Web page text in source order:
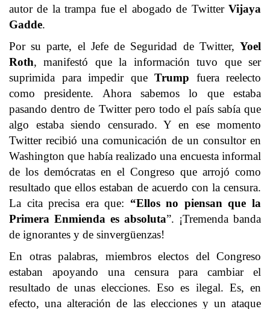
autor de la trampa fue el abogado de Twitter Vijaya
Gadde.
Por su parte, el Jefe de Seguridad de Twitter, Yoel
Roth, manifestó que la información tuvo que ser
suprimida para impedir que Trump fuera reelecto
como presidente. Ahora sabemos lo que estaba
pasando dentro de Twitter pero todo el país sabía que
algo estaba siendo censurado. Y en ese momento
Twitter recibió una comunicación de un consultor en
Washington que había realizado una encuesta informal
de los demócratas en el Congreso que arrojó como
resultado que ellos estaban de acuerdo con la censura.
La cita precisa era que: “Ellos no piensan que la
Primera Enmienda es absoluta”. ¡Tremenda banda
de ignorantes y de sinvergüenzas!
En otras palabras, miembros electos del Congreso
estaban apoyando una censura para cambiar el
resultado de unas elecciones. Eso es ilegal. Es, en
efecto, una alteración de las elecciones y un ataque